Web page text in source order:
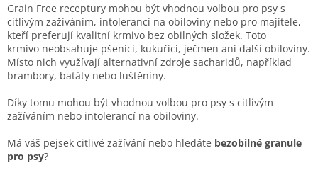
Grain Free receptury mohou být vhodnou volbou pro psy s
citlivým zažíváním, intolerancí na obiloviny nebo pro majitele,
kteří preferují kvalitní krmivo bez obilných složek. Toto
krmivo neobsahuje pšenici, kukuřici, ječmen ani další obiloviny.
Místo nich využívají alternativní zdroje sacharidů, například
brambory, batáty nebo luštěniny.
Díky tomu mohou být vhodnou volbou pro psy s citlivým
zažíváním nebo intolerancí na obiloviny.
Má váš pejsek citlivé zažívání nebo hledáte bezobilné granule
pro psy?